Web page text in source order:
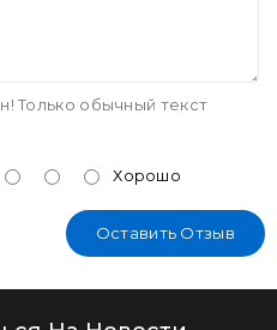
Только обычный текст
Хорошо
Оставить Отзыв